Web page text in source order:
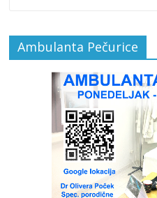
Ambulanta Pečurice